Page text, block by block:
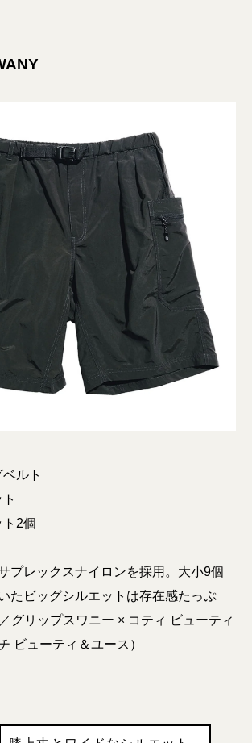
ルト
2個
プレックスナイロンを採用。大小9個
たビッグシルエットは存在感たっぷ
グリップスワニー × コティ ビューティ
ビューティ＆ユース）